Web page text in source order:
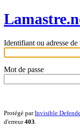
Identifiant ou adresse de
Mot de passe
Protégé parInvisible
d'erreur403